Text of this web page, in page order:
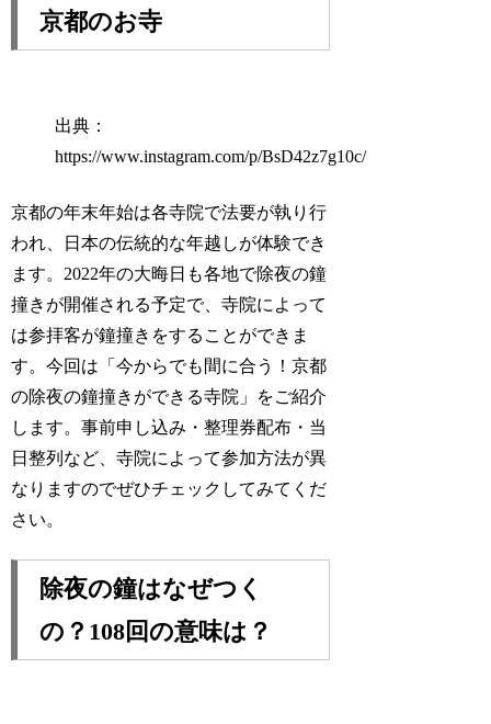
京都のお寺
出典：
https://www.instagram.com/p/BsD42z7g10c/
京都の年末年始は各寺院で法要が執り行
われ、日本の伝統的な年越しが体験でき
ます。2022年の大晦日も各地で除夜の鐘
撞きが開催される予定で、寺院によって
は参拝客が鐘撞きをすることができま
す。今回は「今からでも間に合う！京都
の除夜の鐘撞きができる寺院」をご紹介
します。事前申し込み・整理券配布・当
日整列など、寺院によって参加方法が異
なりますのでぜひチェックしてみてくだ
さい。
除夜の鐘はなぜつく
の？108回の意味は？